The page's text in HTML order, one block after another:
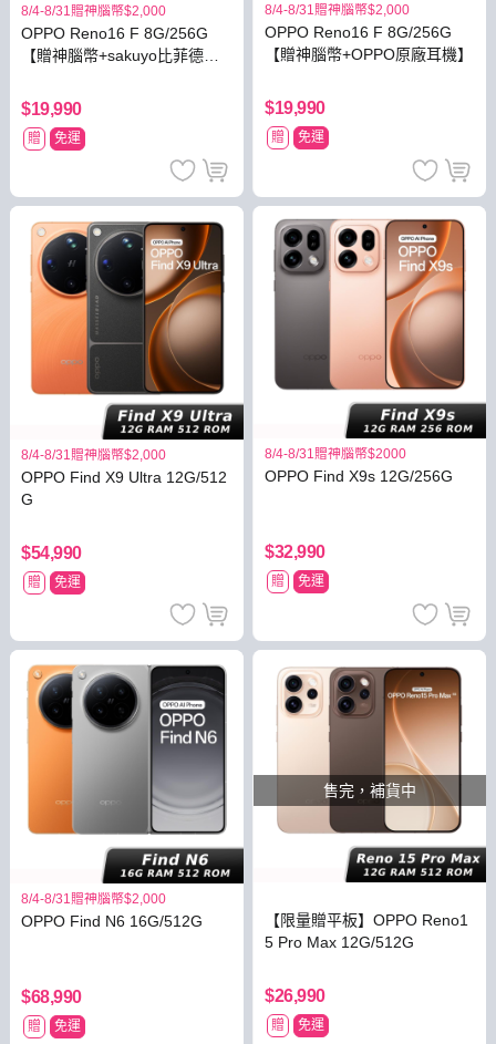
8/4-8/31贈神腦幣$2,000
OPPO Reno16 F 8G/256G
【贈神腦幣+sakuyo比菲德氏
$19,990
贈 免運
8/4-8/31贈神腦幣$2,000
OPPO Reno16 F 8G/256G
【贈神腦幣+OPPO原廠耳機】
$19,990
贈 免運
8/4-8/31贈神腦幣$2,000
OPPO Find X9 Ultra 12G/512
G
$54,990
贈 免運
8/4-8/31贈神腦幣$2000
OPPO Find X9s 12G/256G
$32,990
贈 免運
8/4-8/31贈神腦幣$2,000
OPPO Find N6 16G/512G
$68,990
贈 免運
售完，補貨中
【限量贈平板】OPPO Reno1
5 Pro Max 12G/512G
$26,990
贈 免運